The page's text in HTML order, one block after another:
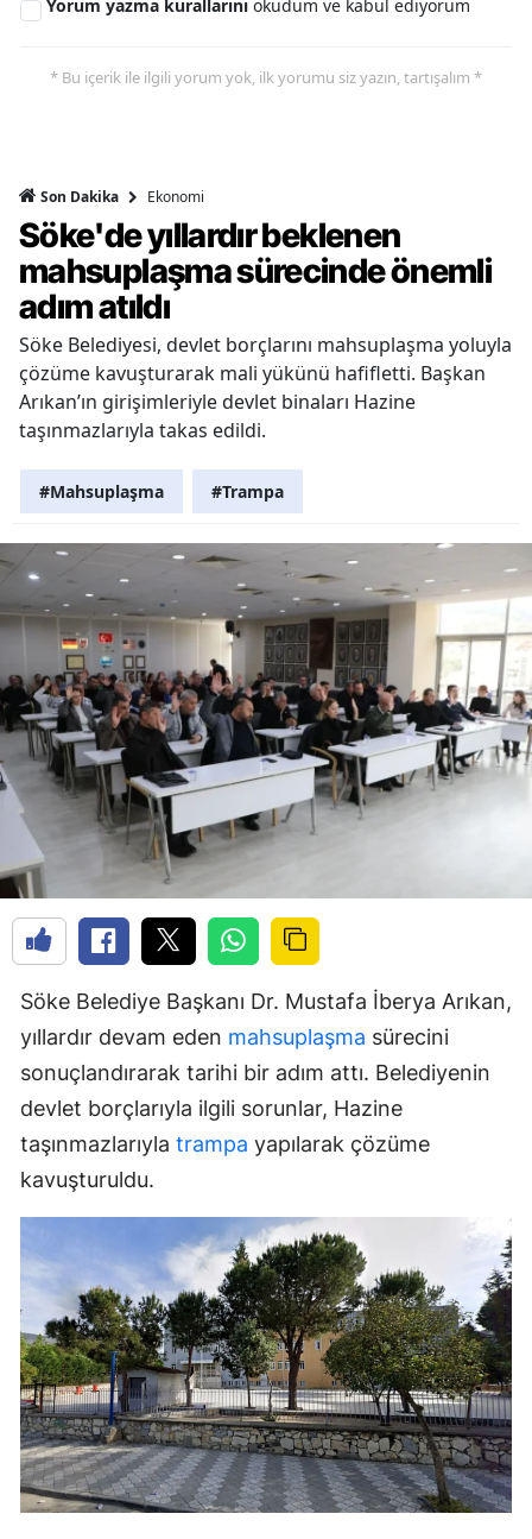
Yorum yazma kurallarını okudum ve kabul ediyorum
* Bu içerik ile ilgili yorum yok, ilk yorumu siz yazın, tartışalım *
Son Dakika Ekonomi
Söke'de yıllardır beklenen
mahsuplaşma sürecinde önemli
adım atıldı
Söke Belediyesi, devlet borçlarını mahsuplaşma yoluyla
çözüme kavuşturarak mali yükünü hafifletti. Başkan
Arıkan’ın girişimleriyle devlet binaları Hazine
taşınmazlarıyla takas edildi.
#Mahsuplaşma #Trampa
Söke Belediye Başkanı Dr. Mustafa İberya Arıkan,
yıllardır devam eden mahsuplaşma sürecini
sonuçlandırarak tarihi bir adım attı. Belediyenin
devlet borçlarıyla ilgili sorunlar, Hazine
taşınmazlarıyla trampa yapılarak çözüme
kavuşturuldu.